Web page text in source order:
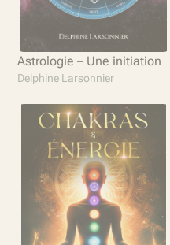
Astrologie – Une initiation
Delphine Larsonnier